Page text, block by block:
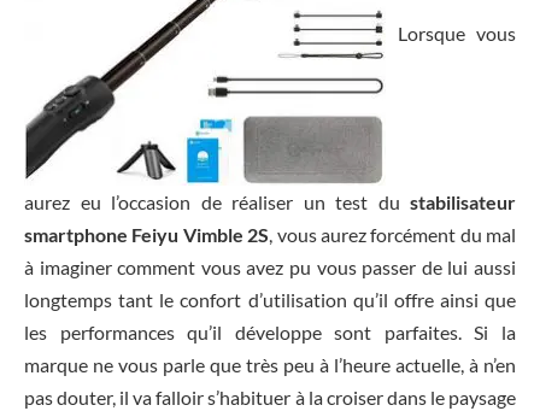
Lorsque vous
aurez eu l’occasion de réaliser un test du stabilisateur
smartphone Feiyu Vimble 2S, vous aurez forcément du mal
à imaginer comment vous avez pu vous passer de lui aussi
longtemps tant le confort d’utilisation qu’il offre ainsi que
les performances qu’il développe sont parfaites. Si la
marque ne vous parle que très peu à l’heure actuelle, à n’en
pas douter, il va falloir s’habituer à la croiser dans le paysage